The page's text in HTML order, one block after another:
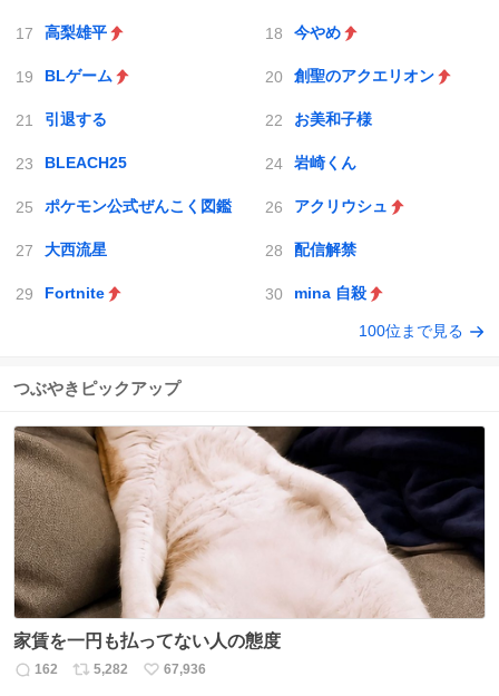
高梨雄平 今やめ
BLゲーム 創聖のアクエリオン
引退する お美和子様
BLEACH25 岩崎くん
ポケモン公式ぜんこく図鑑 アクリウシュ
大西流星 配信解禁
Fortnite mina 自殺
100位まで見る
つぶやきピックアップ
家賃を一円も払ってない人の態度
返
162
リ
5,282
い
67,936